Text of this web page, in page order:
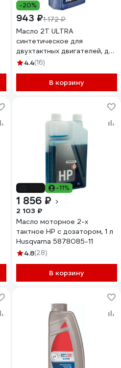
-20%
943 ₽1 172 ₽
Масло 2Т ULTRA
синтетическое для
двухтактных двигателей, для
техники, 1 л Huter 73/8/3/3
4.4(16)
В корзину
-11%
1 856 ₽
2 103 ₽
Масло моторное 2-х
тактное HP с дозатором, 1 л
Husqvarna 5878085-11
4.8(28)
В корзину